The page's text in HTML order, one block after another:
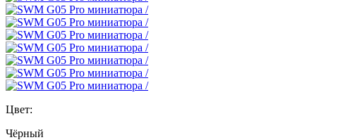
Цвет:
Чёрный